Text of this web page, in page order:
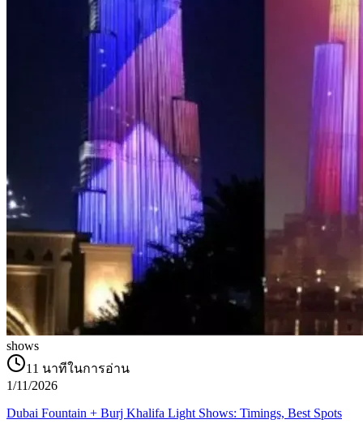
shows
11 นาทีในการอ่าน
1/11/2026
Dubai Fountain + Burj Khalifa Light Shows: Timings, Best Spots